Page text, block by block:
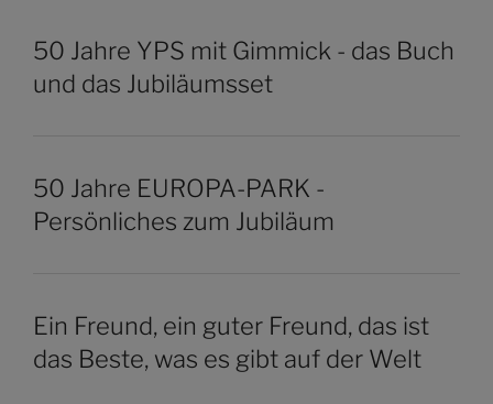
50 Jahre YPS mit Gimmick - das Buch
und das Jubiläumsset
50 Jahre EUROPA-PARK -
Persönliches zum Jubiläum
Ein Freund, ein guter Freund, das ist
das Beste, was es gibt auf der Welt